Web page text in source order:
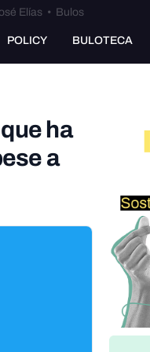
Elías • Bulos
POLICY BULOTECA
ha
a